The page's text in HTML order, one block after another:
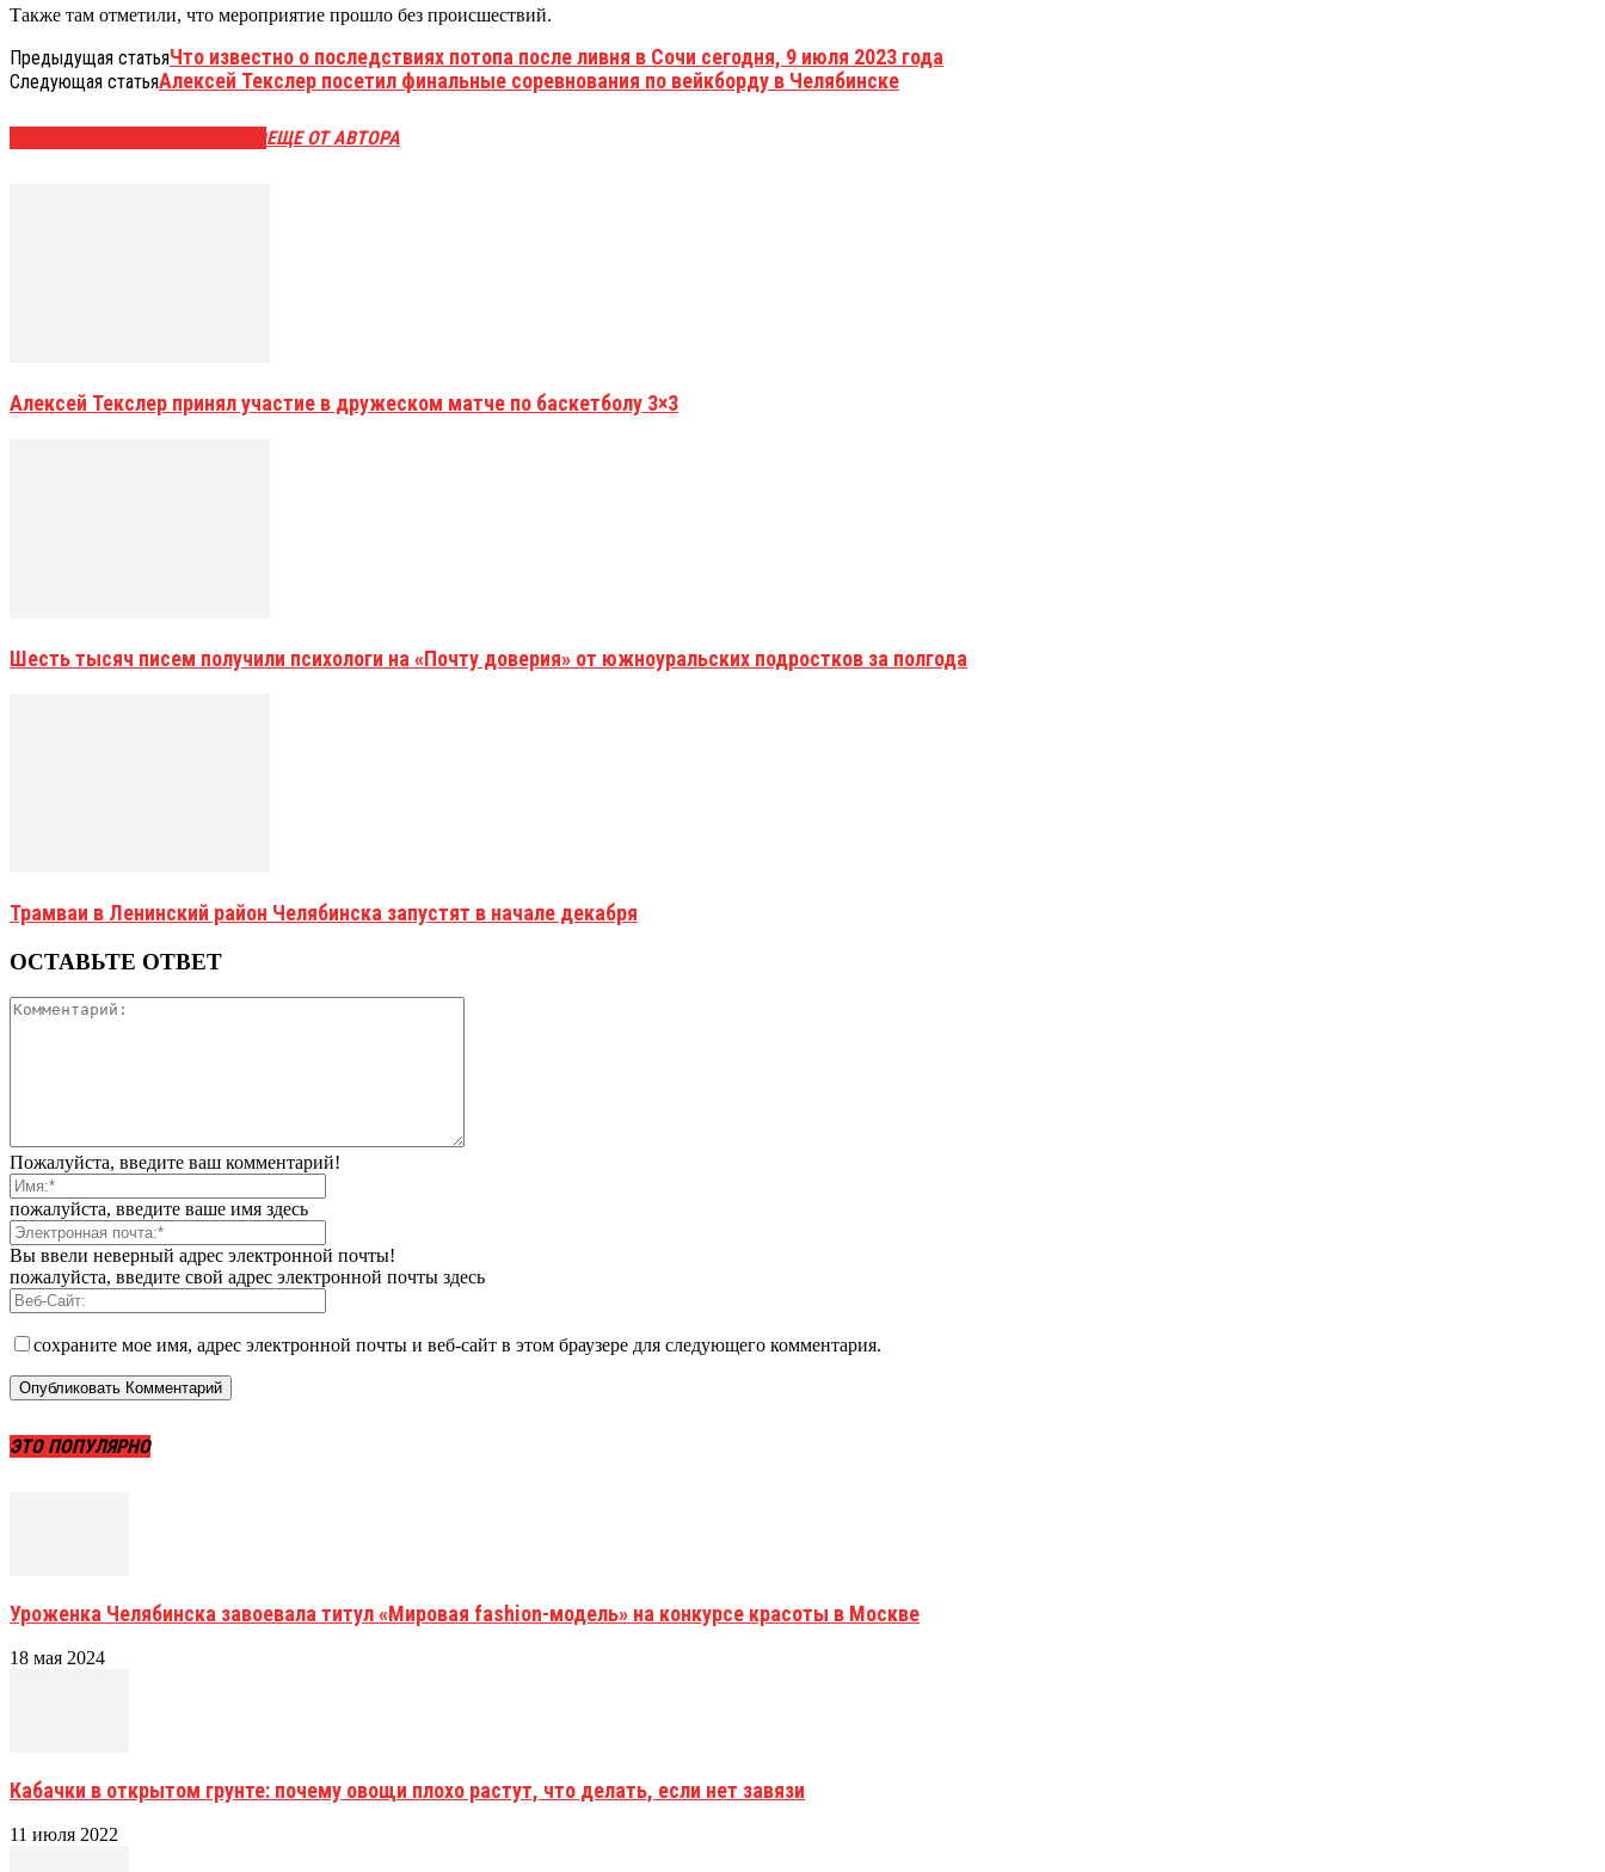
Также там отметили, что мероприятие прошло без происшествий.
Предыдущая статьяЧто известно о последствиях потопа после ливня в Сочи сегодня, 9 июля 2023 года
Следующая статьяАлексей Текслер посетил финальные соревнования по вейкборду в Челябинске
ЕЩЕ ОТ АВТОРА
Алексей Текслер принял участие в дружеском матче по баскетболу 3×3
Шесть тысяч писем получили психологи на «Почту доверия» от южноуральских подростков за полгода
Трамваи в Ленинский район Челябинска запустят в начале декабря
ОСТАВЬТЕ ОТВЕТ
Пожалуйста, введите ваш комментарий!
пожалуйста, введите ваше имя здесь
Вы ввели неверный адрес электронной почты!
пожалуйста, введите свой адрес электронной почты здесь
сохраните мое имя, адрес электронной почты и веб-сайт в этом браузере для следующего комментария.
ЭТО ПОПУЛЯРНО
Уроженка Челябинска завоевала титул «Мировая fashion-модель» на конкурсе красоты в Москве
18 мая 2024
Кабачки в открытом грунте: почему овощи плохо растут, что делать, если нет завязи
11 июля 2022